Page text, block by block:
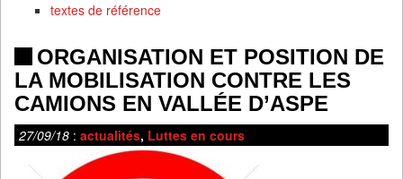
textes de référence
ORGANISATION ET POSITION DE
LA MOBILISATION CONTRE LES
CAMIONS EN VALLÉE D’ASPE
27/09/18 : actualités, Luttes en cours